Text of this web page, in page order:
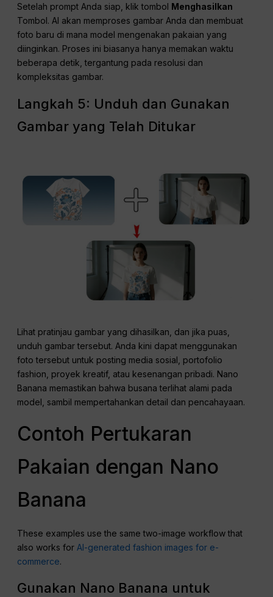
Setelah prompt Anda siap, klik tombol Menghasilkan
Tombol. AI akan memproses gambar Anda dan membuat
foto baru di mana model mengenakan pakaian yang
diinginkan. Proses ini biasanya hanya memakan waktu
beberapa detik, tergantung pada resolusi dan
kompleksitas gambar.
Langkah 5: Unduh dan Gunakan
Gambar yang Telah Ditukar
Lihat pratinjau gambar yang dihasilkan, dan jika puas,
unduh gambar tersebut. Anda kini dapat menggunakan
foto tersebut untuk posting media sosial, portofolio
fashion, proyek kreatif, atau kesenangan pribadi. Nano
Banana memastikan bahwa busana terlihat alami pada
model, sambil mempertahankan detail dan pencahayaan.
Contoh Pertukaran
Pakaian dengan Nano
Banana
These examples use the same two-image workflow that
also works forAI-generated fashion images for e-
commerce.
Gunakan Nano Banana untuk